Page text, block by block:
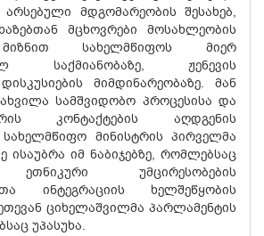
მდგომარეობის შესახებ,
მცხოვრები მოსახლეობის
სახელმწიფოს მიერ
საქმიანობაზე, ჟენევის
მიმდინარეობაზე. მან
სამშვიდობო პროცესისა და
კონტაქტების აღდგენის
სახელმწიფო მინისტრის პირველმა
ისაუბრა იმ ნაბიჯებზე, რომლებსაც
ეთნიკური უმცირესობების
ინტეგრაციის ხელშეწყობის
ციხელაშვილმა პარლამენტის
უპასუხა.